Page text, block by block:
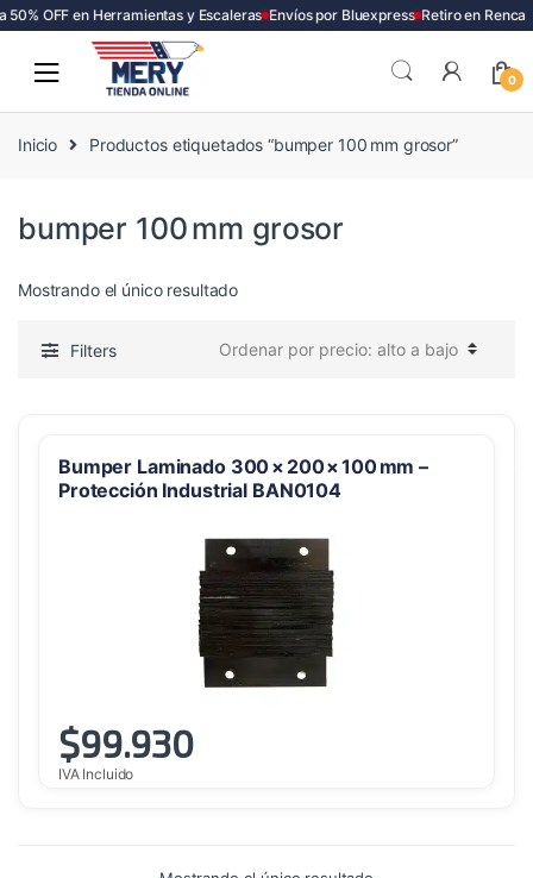
50% OFF en Herramientas y Escaleras Envíos por Bluexpress Retiro en Renca
0
Inicio Productos etiquetados “bumper 100 mm grosor”
bumper 100 mm grosor
Mostrando el único resultado
Filters
Bumper Laminado 300 × 200 × 100 mm –
Protección Industrial BAN0104
$99.930
IVA Incluido